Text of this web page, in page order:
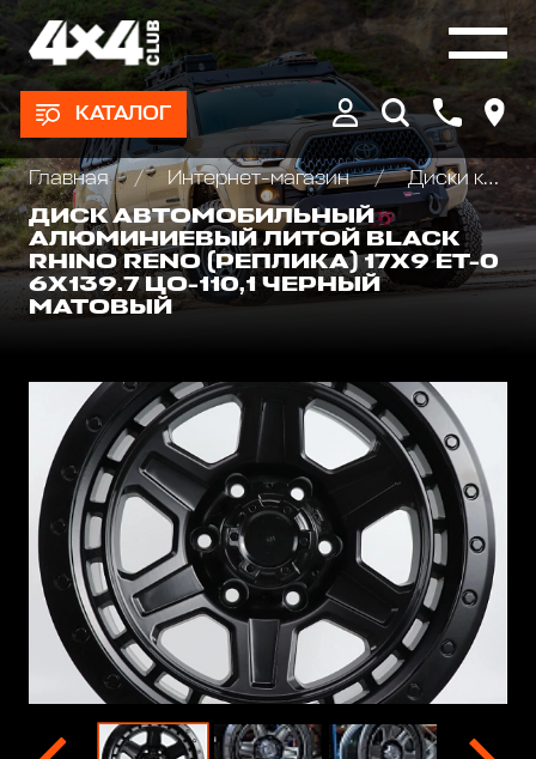
КАТАЛОГ
Главная Интернет-магазин
Диски колёсные, Проставки для изменения вылета
ДИСК АВТОМОБИЛЬНЫЙ
АЛЮМИНИЕВЫЙ ЛИТОЙ BLACK
RHINO RENO (РЕПЛИКА) 17Х9 ET-0
6X139.7 ЦО-110,1 ЧЕРНЫЙ
МАТОВЫЙ